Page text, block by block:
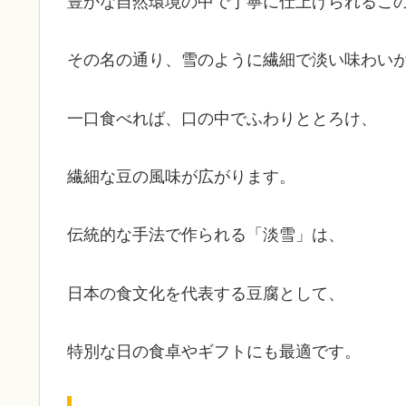
その名の通り、雪のように繊細で淡い味わい
一口食べれば、口の中でふわりととろけ、
繊細な豆の風味が広がります。
伝統的な手法で作られる「淡雪」は、
日本の食文化を代表する豆腐として、
特別な日の食卓やギフトにも最適です。